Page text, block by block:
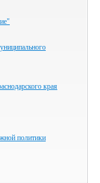
края
политики